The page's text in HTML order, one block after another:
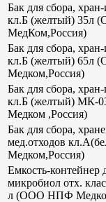
Бак для сбора,
кл.Б (желтый)
МедКом,Россия)
Бак для сбора,
кл.Б (желтый)
Медком,Россия)
Бак для сбора,
кл.Б (желтый) МК-
Медком ,Россия)
Бак для сбора,
мед.отходов
Медком,Россия)
Емкость-контейнер
микробиол отх.
л (ООО НПФ